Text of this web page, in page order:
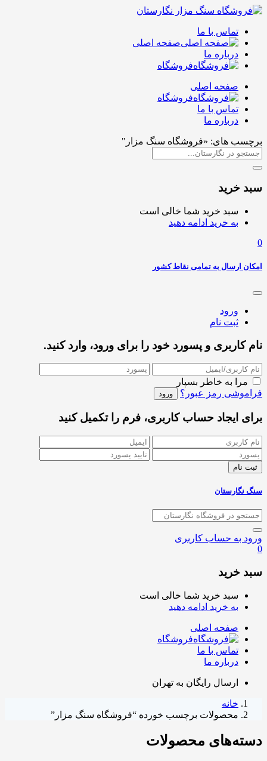
تماس با ما
صفحه اصلی
درباره ما
فروشگاه
صفحه اصلی
فروشگاه
تماس با ما
درباره ما
برچسب های: «فروشگاه سنگ مزار"
سبد خرید
سبد خرید شما خالی است
به خرید ادامه دهید
0
امکان ارسال به تمامی نقاط کشور
ورود
ثبت نام
نام کاربری و پسورد خود را برای ورود، وارد کنید.
مرا به خاطر بسپار
فراموشی رمز عبور؟
برای ایجاد حساب کاربری، فرم را تکمیل کنید
سنگ نگارستان
ورود به حساب کاربری
0
سبد خرید
سبد خرید شما خالی است
به خرید ادامه دهید
صفحه اصلی
فروشگاه
تماس با ما
درباره ما
ارسال رایگان به تهران
خانه
محصولات برچسب خورده “فروشگاه سنگ مزار”
دسته‌های محصولات